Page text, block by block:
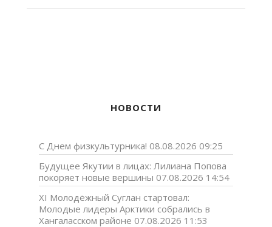
НОВОСТИ
С Днем физкультурника! 08.08.2026 09:25
Будущее Якутии в лицах: Лилиана Попова
покоряет новые вершины 07.08.2026 14:54
XI Молодёжный Суглан стартовал:
Молодые лидеры Арктики собрались в
Хангаласском районе 07.08.2026 11:53